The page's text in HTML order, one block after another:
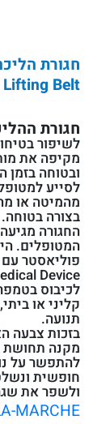
Lifting Belt חגורת הולכה תוצרת צרפת
חגורת
לשיפור
מקיפה את
ובטוחה בזמן
לסייע
מהמיטה או
בצורה בטוחה.
המטופלים.
קליני או
תנועה.
בזכות צבעה
מקנה תחושת
להתפשר על
חופשית
ולשפר את
MARCHE